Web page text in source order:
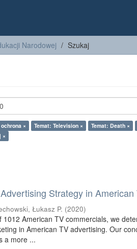
Narodowej Szukaj
× Temat: Television × Temat: Death ×
×
Strategy in American
Łukasz P. (2020)
1012 American TV commercials, we
in American TV advertising. Our
a more ...